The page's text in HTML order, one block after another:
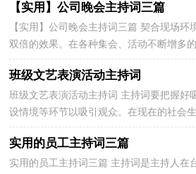
【实用】公司晚会主持词三篇
【实用】公司晚会主持词三篇 契合现场环
双倍的效果。在各种集会、活动不断增多
到的作用越来越大，那么如何把主持词做
班级文艺表演活动主持词
班级文艺表演活动主持词 主持词要把握好
设情境等环节以吸引观众。在现在的社会
起到的作用越来越大，写主持词需要注意
实用的员工主持词三篇
实用的员工主持词三篇 主持词是主持人在